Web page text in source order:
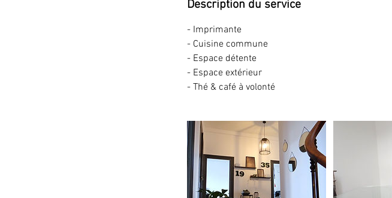
Description du service
- Imprimante
- Cuisine commune
- Espace détente
- Espace extérieur
- Thé & café à volonté